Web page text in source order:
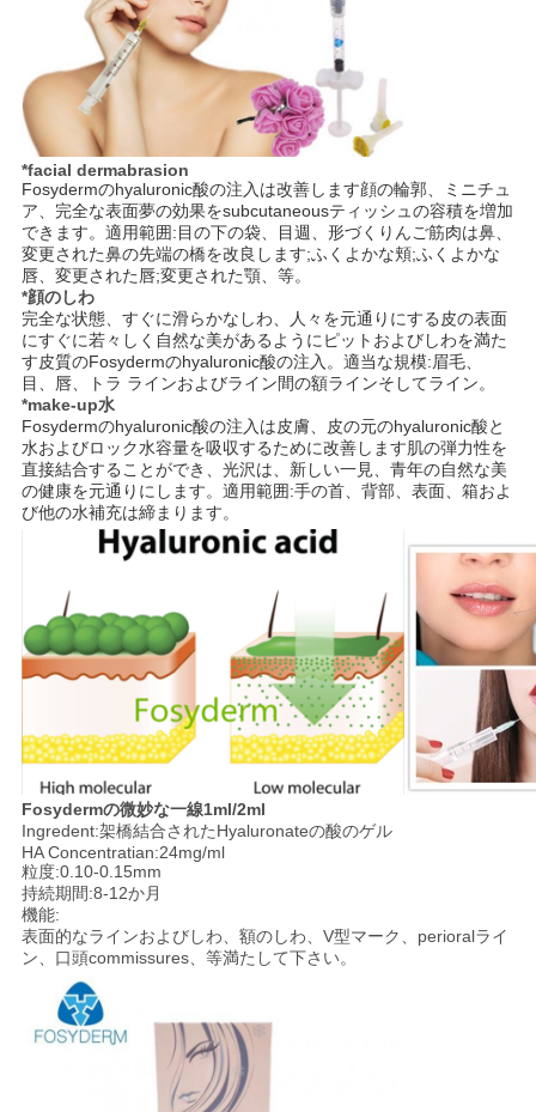
引
金
を
求
め
て
く
だ
さ
い
SHOPPING
ONLINE
地
図
PRIVACY
POLICY
*facial dermabrasion
Fosydermのhyaluronic酸の注入は改善します顔の輪郭、ミニチュ
ア、完全な表面夢の効果をsubcutaneousティッシュの容積を増加
できます。適用範囲:目の下の袋、目週、形づくりんご筋肉は鼻、
変更された鼻の先端の橋を改良します;ふくよかな頬;ふくよかな
唇、変更された唇;変更された顎、等。
*顔のしわ
完全な状態、すぐに滑らかなしわ、人々を元通りにする皮の表面
にすぐに若々しく自然な美があるようにピットおよびしわを満た
す皮質のFosydermのhyaluronic酸の注入。適当な規模:眉毛、
目、唇、トラ ラインおよびライン間の額ラインそしてライン。
*make-up水
Fosydermのhyaluronic酸の注入は皮膚、皮の元のhyaluronic酸と
水およびロック水容量を吸収するために改善します肌の弾力性を
直接結合することができ、光沢は、新しい一見、青年の自然な美
の健康を元通りにします。適用範囲:手の首、背部、表面、箱およ
び他の水補充は締まります。
Fosydermの微妙な一線1ml/2ml
Ingredent:架橋結合されたHyaluronateの酸のゲル
HA Concentratian:24mg/ml
粒度:0.10-0.15mm
持続期間:8-12か月
機能:
表面的なラインおよびしわ、額のしわ、V型マーク、perioralライ
ン、口頭commissures、等満たして下さい。